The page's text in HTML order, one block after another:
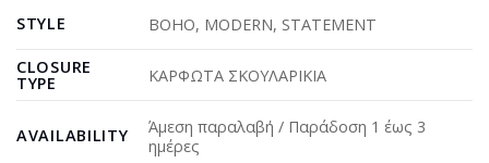
STYLE BOHO, MODERN, STATEMENT
CLOSURE
TYPE ΚΑΡΦΩΤΑ ΣΚΟΥΛΑΡΙΚΙΑ
AVAILABILITY
Άμεση παραλαβή / Παράδοση 1 έως 3
ημέρες